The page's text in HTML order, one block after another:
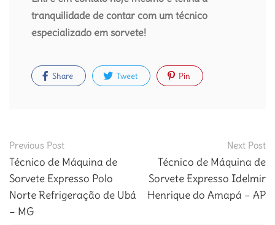
tranquilidade de contar com um técnico
especializado em sorvete!
Share Tweet Pin
Post
navigation
Previous Post
Técnico de Máquina de
Sorvete Expresso Polo
Norte Refrigeração de Ubá
– MG
Next Post
Técnico de Máquina de
Sorvete Expresso Idelmir
Henrique do Amapá – AP